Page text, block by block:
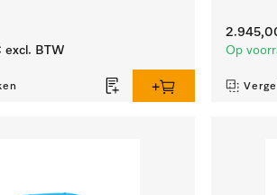
excl. BTW
Op